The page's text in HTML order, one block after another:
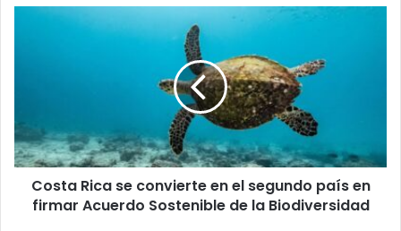
Costa
segundo
país
en
firmar
Acuerdo
Costa Rica se convierte en el segundo país en
firmar Acuerdo Sostenible de la Biodiversidad